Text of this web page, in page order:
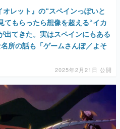
オレット』の“スペインっぽいと
てもらったら想像を超える“イカ
出てきた。実はスペインにもある
所の話も「ゲームさんぽ／よそ
2025年2月21日 公開